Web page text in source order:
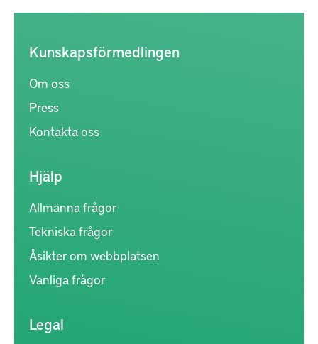
Kunskapsförmedlingen
Om oss
Press
Kontakta oss
Hjälp
Allmänna frågor
Tekniska frågor
Åsikter om webbplatsen
Vanliga frågor
Legal